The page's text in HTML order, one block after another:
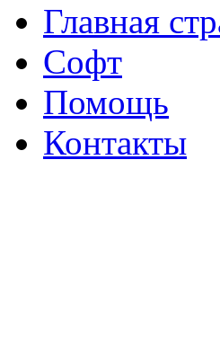
Главная
Софт
Помощь
Контакты